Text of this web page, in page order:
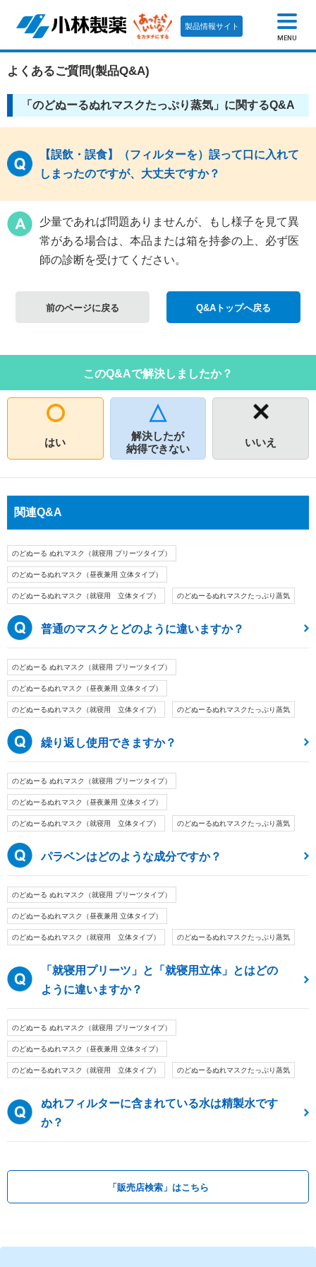
製品情報サイト
MENU
よくあるご質問(製品Q&A)
「のどぬーるぬれマスクたっぷり蒸気」に関するQ&A
【誤飲・誤食】（フィルターを）誤って口に入れて
しまったのですが、大丈夫ですか？
少量であれば問題ありませんが、もし様子を見て異
常がある場合は、本品または箱を持参の上、必ず医
師の診断を受けてください。
前のページに戻る Q&Aトップへ戻る
このQ&Aで解決しましたか？
はい
解決したが
納得できない
いいえ
関連Q&A
のどぬーる ぬれマスク（就寝用 プリーツタイプ）
のどぬーるぬれマスク（昼夜兼用 立体タイプ）
のどぬーるぬれマスク（就寝用 立体タイプ） のどぬーるぬれマスクたっぷり蒸気
普通のマスクとどのように違いますか？
のどぬーる ぬれマスク（就寝用 プリーツタイプ）
のどぬーるぬれマスク（昼夜兼用 立体タイプ）
のどぬーるぬれマスク（就寝用 立体タイプ） のどぬーるぬれマスクたっぷり蒸気
繰り返し使用できますか？
のどぬーる ぬれマスク（就寝用 プリーツタイプ）
のどぬーるぬれマスク（昼夜兼用 立体タイプ）
のどぬーるぬれマスク（就寝用 立体タイプ） のどぬーるぬれマスクたっぷり蒸気
パラベンはどのような成分ですか？
のどぬーる ぬれマスク（就寝用 プリーツタイプ）
のどぬーるぬれマスク（昼夜兼用 立体タイプ）
のどぬーるぬれマスク（就寝用 立体タイプ） のどぬーるぬれマスクたっぷり蒸気
「就寝用プリーツ」と「就寝用立体」とはどの
ように違いますか？
のどぬーる ぬれマスク（就寝用 プリーツタイプ）
のどぬーるぬれマスク（昼夜兼用 立体タイプ）
のどぬーるぬれマスク（就寝用 立体タイプ） のどぬーるぬれマスクたっぷり蒸気
ぬれフィルターに含まれている水は精製水です
か？
「販売店検索」はこちら